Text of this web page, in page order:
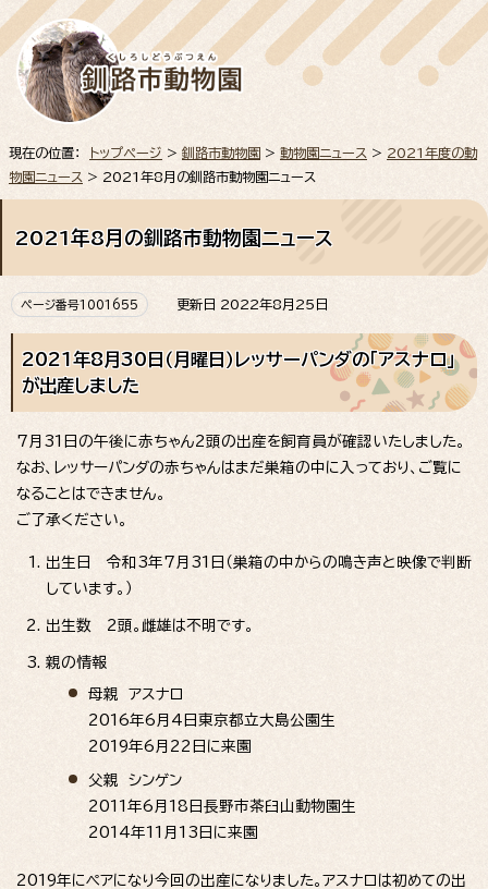
現在の位置： トップページ > 釧路市動物園 > 動物園ニュース > 2021年度の動
物園ニュース > 2021年8月の釧路市動物園ニュース
2021年8月の釧路市動物園ニュース
ページ番号1001655 更新日 2022年8月25日
2021年8月30日（月曜日）レッサーパンダの「アスナロ」
が出産しました
7月31日の午後に赤ちゃん2頭の出産を飼育員が確認いたしました。
なお、レッサーパンダの赤ちゃんはまだ巣箱の中に入っており、ご覧に
なることはできません。
ご了承ください。
出生日 令和3年7月31日（巣箱の中からの鳴き声と映像で判断
しています。）
出生数 2頭。雌雄は不明です。
親の情報
母親 アスナロ
2016年6月4日東京都立大島公園生
2019年6月22日に来園
父親 シンゲン
2011年6月18日長野市茶臼山動物園生
2014年11月13日に来園
2019年にペアになり今回の出産になりました。アスナロは初めての出